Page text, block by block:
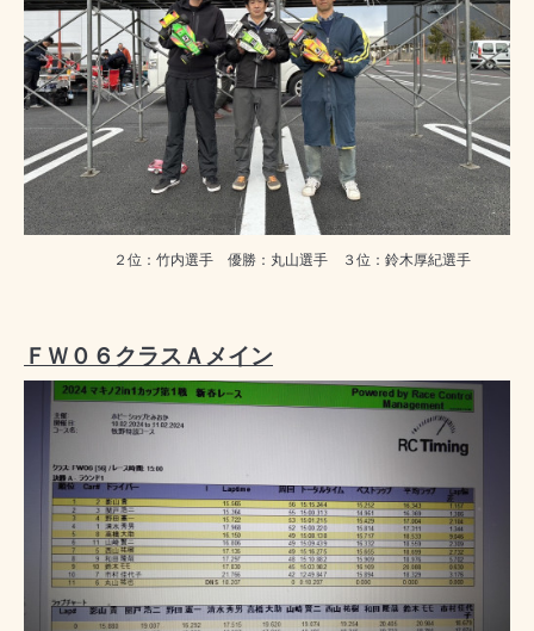
２位：竹内選手 優勝：丸山選手 ３位：鈴木厚紀選手
ＦＷ０６クラスＡメイン